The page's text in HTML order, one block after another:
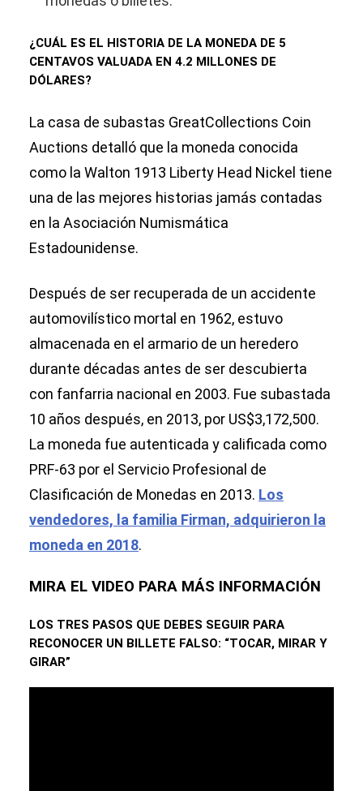
¿CUÁL ES EL HISTORIA DE LA MONEDA DE 5
CENTAVOS VALUADA EN 4.2 MILLONES DE
DÓLARES?
La casa de subastas GreatCollections Coin
Auctions detalló que la moneda conocida
como la Walton 1913 Liberty Head Nickel tiene
una de las mejores historias jamás contadas
en la Asociación Numismática
Estadounidense.
Después de ser recuperada de un accidente
automovilístico mortal en 1962, estuvo
almacenada en el armario de un heredero
durante décadas antes de ser descubierta
con fanfarria nacional en 2003. Fue subastada
10 años después, en 2013, por US$3,172,500.
La moneda fue autenticada y calificada como
PRF-63 por el Servicio Profesional de
Clasificación de Monedas en 2013. Los
vendedores, la familia Firman, adquirieron la
moneda en 2018.
MIRA EL VIDEO PARA MÁS INFORMACIÓN
LOS TRES PASOS QUE DEBES SEGUIR PARA
RECONOCER UN BILLETE FALSO: “TOCAR, MIRAR Y
GIRAR”